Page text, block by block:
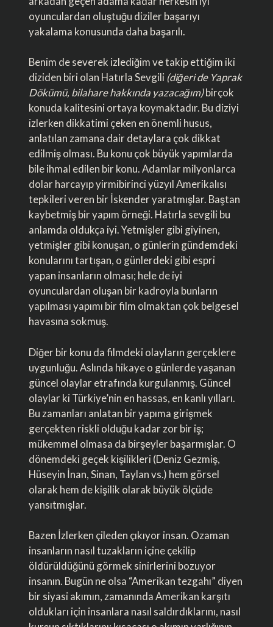
oyunculardan oluştuğu diziler başarıyı
yakalama konusunda daha başarılı.
Benim de severek izlediğim ve takip ettiğim iki
diziden biri olan Hatırla Sevgili (diğeri de Yaprak
Dökümü, bilahare hakkında yazacağım)birçok
konuda kalitesini ortaya koymaktadır. Bu diziyi
izlerken dikkatimi çeken en önemli husus,
anlatılan zamana dair detaylara çok dikkat
edilmiş olması. Bu konu çok büyük yapımlarda
bile ihmal edilen bir konu. Adamlar milyonlarca
dolar harcayıp yirmibirinci yüzyıl Amerikalısı
tepkileri veren bir İskender yaratmışlar. Baştan
kaybetmiş bir yapım örneği. Hatırla sevgili bu
anlamda oldukça iyi. Yetmişler gibi giyinen,
yetmişler gibi konuşan, o günlerin gündemdeki
konularını tartışan, o günlerdeki gibi espri
yapan insanların olması; hele de iyi
oyunculardan oluşan bir kadroyla bunların
yapılması yapımı bir film olmaktan çok belgesel
havasına sokmuş.
Diğer bir konu da filmdeki olayların gerçeklere
uygunluğu. Aslında hikaye o günlerde yaşanan
güncel olaylar etrafında kurgulanmış. Güncel
olaylar ki Türkiye’nin en hassas, en kanlı yılları.
Bu zamanları anlatan bir yapıma girişmek
gerçekten riskli olduğu kadar zor bir iş;
mükemmel olmasa da birşeyler başarmışlar. O
dönemdeki geçek kişilikleri (Deniz Gezmiş,
Hüseyin İnan, Sinan, Taylan vs.) hem görsel
olarak hem de kişilik olarak büyük ölçüde
yansıtmışlar.
Bazen İzlerken çileden çıkıyor insan. Ozaman
insanların nasıl tuzakların içine çekilip
öldürüldüğünü görmek sinirlerini bozuyor
insanın. Bugün ne olsa “Amerikan tezgahı” diyen
bir siyasi akımın, zamanında Amerikan karşıtı
oldukları için insanlara nasıl saldırdıklarını, nasıl